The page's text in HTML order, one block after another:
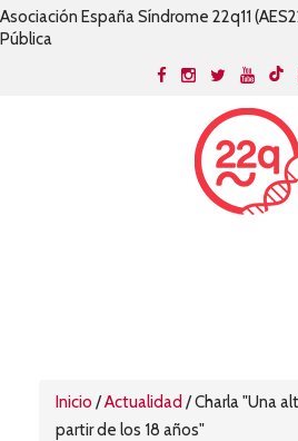
Asociación España Síndrome 22q11
Pública
Inicio /Actualidad /Charla "Una
partir de los 18 años"